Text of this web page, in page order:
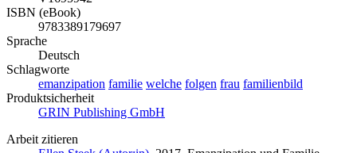
ISBN (eBook)
9783389179697
Sprache
Deutsch
Schlagworte
emanzipation familie welche folgen frau familienbild
Produktsicherheit
GRIN Publishing GmbH
Arbeit zitieren